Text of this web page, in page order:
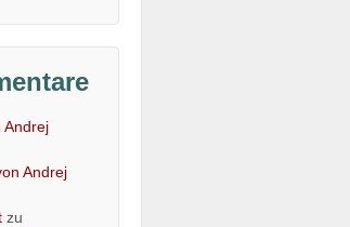
Andrej
Andrej
zu